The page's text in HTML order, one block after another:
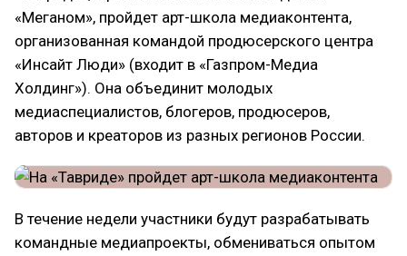
«Меганом», пройдет арт-школа медиаконтента,
организованная командой продюсерского центра
«Инсайт Люди» (входит в «Газпром-Медиа
Холдинг»). Она объединит молодых
медиаспециалистов, блогеров, продюсеров,
авторов и креаторов из разных регионов России.
В течение недели участники будут разрабатывать
командные медиапроекты, обмениваться опытом